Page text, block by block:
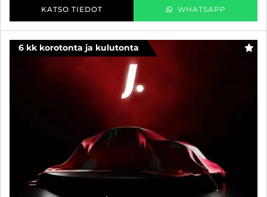
KATSO TIEDOT WHATSAPP
6 kk korotonta ja kulutonta